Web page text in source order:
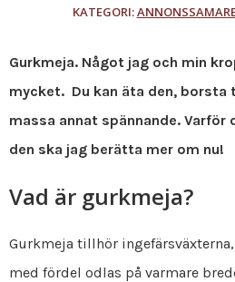
KATEGORI:
Gurkmeja. Något jag och min
mycket. Du kan äta den, borsta
massa annat spännande. Varför
den ska jag berätta mer om nu!
Vad är gurkmeja?
Gurkmeja tillhör
med fördel odlas på varmare